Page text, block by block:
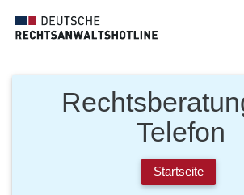
Telefon
Startseite